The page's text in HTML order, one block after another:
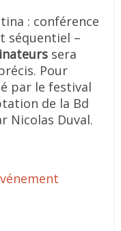
: conférence
séquentiel –
sera
Pour
par le festival
de la Bd
Nicolas Duval.